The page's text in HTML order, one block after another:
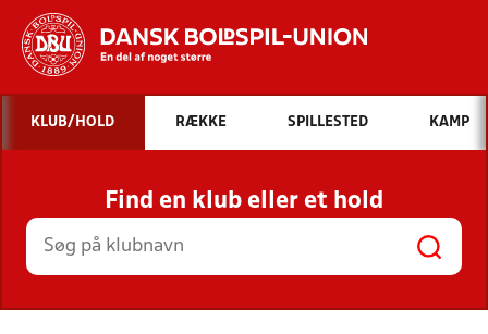
Hvad vil du søge efter?
INDHOLD OG NYHEDER
STILLINGER, RESULTATER, KLUBBER OG
HOLD
KLUB/HOLD RÆKKE SPILLESTED KAMP
Find en klub eller et hold